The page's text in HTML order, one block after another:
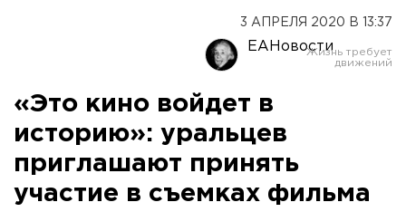
Оренбург
3 АПРЕЛЯ 2020 В 13:37
ЕАНовости
«Это кино войдет в
историю»: уральцев
приглашают принять
участие в съемках фильма